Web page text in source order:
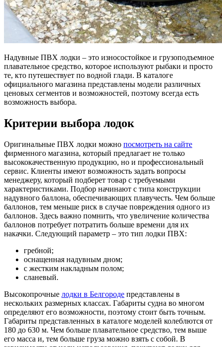
Надувные ПВХ лодки – это износостойкое и грузоподъемное
плавательное средство, которое используют рыбаки и просто
те, кто путешествует по водной глади. В каталоге
официального магазина представлены модели различных
ценовых сегментов и возможностей, поэтому всегда есть
возможность выбора.
Критерии выбора лодок
Оригинальные ПВХ лодки можно посмотреть на сайте
фирменного магазина, который предлагает не только
высококачественную продукцию, но и профессиональный
сервис. Клиенты имеют возможность задать вопросы
менеджеру, который подберет товар с требуемыми
характеристиками. Подбор начинают с типа конструкции
надувного баллона, обеспечивающих плавучесть. Чем больше
баллонов, тем меньше риск в случае повреждения одного из
баллонов. Здесь важно помнить, что увеличение количества
баллонов потребует потратить больше времени для их
накачки. Следующий параметр – это тип лодки ПВХ:
гребной;
оснащенная надувным дном;
с жестким накладным полом;
сланевый.
Высокопрочные лодки в Белгороде представлены в
нескольких размерных классах. Габариты судна во многом
определяют его возможности, поэтому стоит быть точным.
Габариты представленных в каталоге моделей колеблются от
180 до 630 м. Чем больше плавательное средство, тем выше
его масса и, тем больше груза можно взять с собой. В